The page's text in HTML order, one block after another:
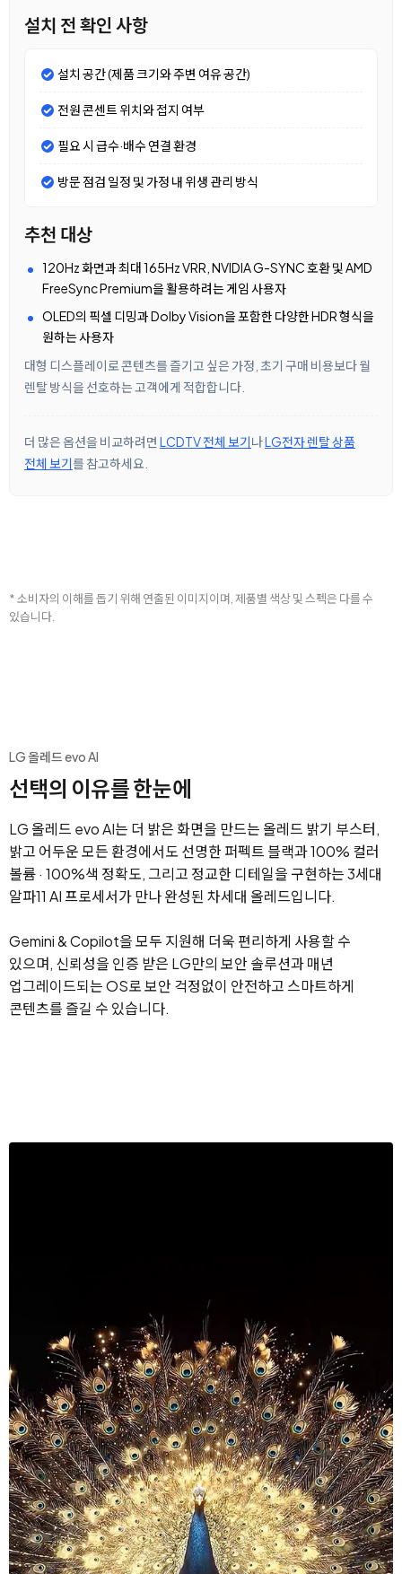
설치 전 확인 사항
설치 공간 (제품 크기와 주변 여유 공간)
전원 콘센트 위치와 접지 여부
필요 시 급수·배수 연결 환경
방문 점검 일정 및 가정 내 위생 관리 방식
추천 대상
120Hz 화면과 최대 165Hz VRR, NVIDIA G-SYNC 호환 및 AMD
FreeSync Premium을 활용하려는 게임 사용자
OLED의 픽셀 디밍과 Dolby Vision을 포함한 다양한 HDR 형식을
원하는 사용자
대형 디스플레이로 콘텐츠를 즐기고 싶은 가정, 초기 구매 비용보다 월
렌탈 방식을 선호하는 고객에게 적합합니다.
더 많은 옵션을 비교하려면 LCDTV 전체 보기나LG전자 렌탈 상품
전체 보기를 참고하세요.
* 소비자의 이해를 돕기 위해 연출된 이미지이며, 제품별 색상 및 스펙은 다를 수
있습니다.
LG 올레드 evo AI
선택의 이유를 한눈에
LG 올레드 evo AI는 더 밝은 화면을 만드는 올레드 밝기 부스터,
밝고 어두운 모든 환경에서도 선명한 퍼펙트 블랙과 100% 컬러
볼륨 · 100%색 정확도, 그리고 정교한 디테일을 구현하는 3세대
알파11 AI 프로세서가 만나 완성된 차세대 올레드입니다.
Gemini & Copilot을 모두 지원해 더욱 편리하게 사용할 수
있으며, 신뢰성을 인증 받은 LG만의 보안 솔루션과 매년
업그레이드되는 OS로 보안 걱정없이 안전하고 스마트하게
콘텐츠를 즐길 수 있습니다.